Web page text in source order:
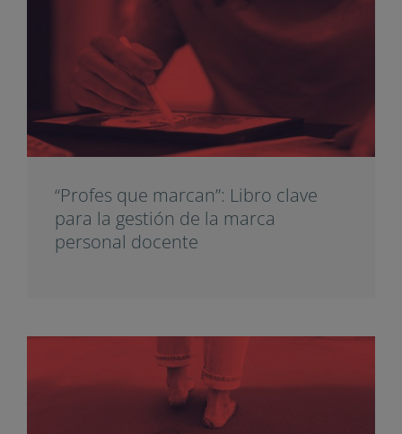
“Profes que marcan”: Libro clave
para la gestión de la marca
personal docente